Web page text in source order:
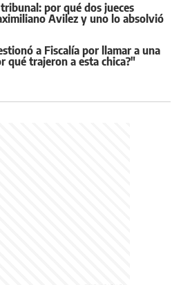
por qué dos jueces
Avilez y uno lo absolvió
a Fiscalía por llamar a una
qué trajeron a esta chica?"